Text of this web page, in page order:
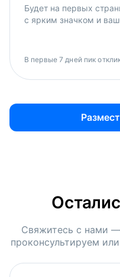
Будет на первых
с ярким значком и
В первые 7 дней пик
Свяжитесь с нами
проконсультируем